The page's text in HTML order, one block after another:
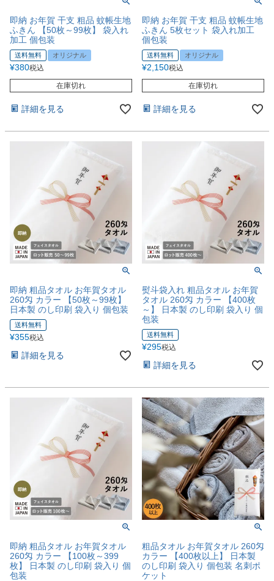
即納 お年賀 干支 粗品 蚊帳生地
ふきん 【50枚～99枚】 袋入れ
加工 個包装
送料無料 オリジナル
¥380税込
在庫切れ
詳細を見る
即納 お年賀 干支 粗品 蚊帳生地
ふきん 5枚セット 袋入れ加工
個包装
送料無料 オリジナル
¥2,150税込
在庫切れ
詳細を見る
即納 粗品タオル お年賀タオル
260匁 カラー 【50枚～99枚】
日本製 のし印刷 袋入り 個包装
送料無料
¥355税込
詳細を見る
熨斗袋入れ 粗品タオル お年賀
タオル 260匁 カラー 【400枚
～】 日本製 のし印刷 袋入り 個
包装
送料無料
¥295税込
詳細を見る
即納 粗品タオル お年賀タオル
260匁 カラー 【100枚～399
枚】 日本製 のし印刷 袋入り 個
包装
粗品タオル お年賀タオル 260匁
カラー 【400枚以上】 日本製
のし印刷 袋入り 個包装 名刺ポ
ケット